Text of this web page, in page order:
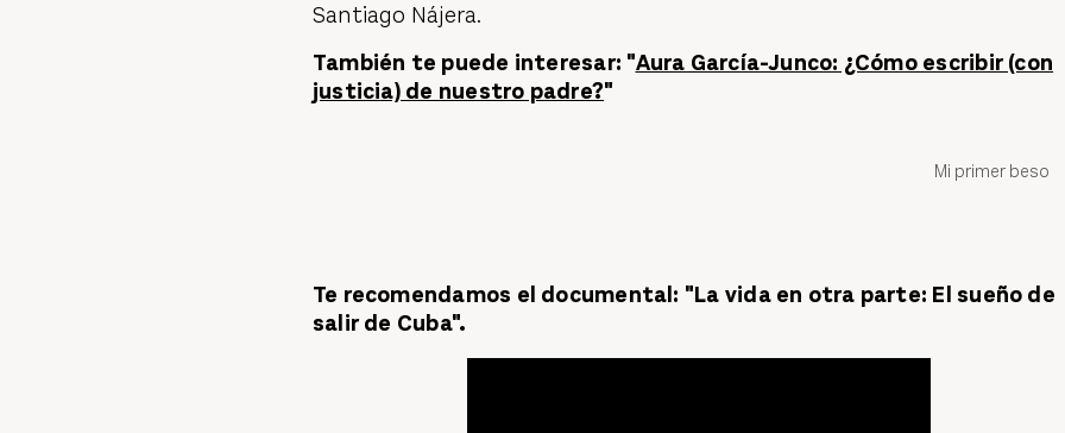
Santiago Nájera.
También te puede interesar: "Aura García-Junco: ¿Cómo escribir (con
justicia) de nuestro padre?"
Mi primer beso
Te recomendamos el documental: "La vida en otra parte: El sueño de
salir de Cuba".